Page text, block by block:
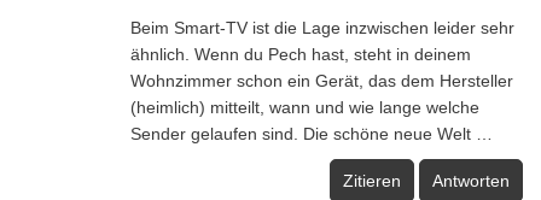
Beim Smart-TV ist die Lage inzwischen leider sehr
ähnlich. Wenn du Pech hast, steht in deinem
Wohnzimmer schon ein Gerät, das dem Hersteller
(heimlich) mitteilt, wann und wie lange welche
Sender gelaufen sind. Die schöne neue Welt …
Zitieren Antworten